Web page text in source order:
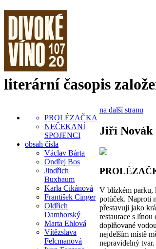
literární časopis
PROLÉZAČKA
NEČEKANÍ
SPOJENCI
obsah čísla
Václav Bárta
Ondřej Bos
Jindřich
Buxbaum
Karla Cikánová
František Cinger
Oldřich
Damborský
Marta Ehlová
Vítězslava
Felcmanová
na další stranu
Jiří Novák
V blízkém parku,
potůček. Naproti
přestavuji jako
restaurace s
doplňované
nejdelším místě
nepravidelný